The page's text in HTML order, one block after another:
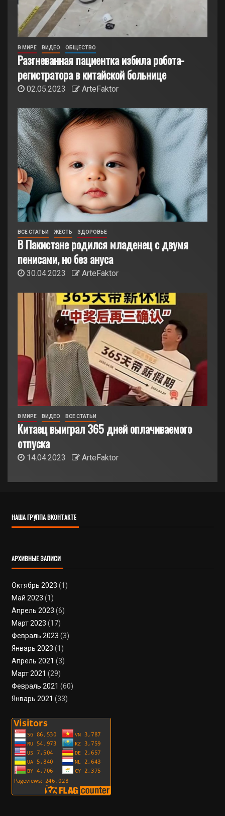
В МИРЕ ВИДЕО ОБЩЕСТВО
Разгневанная пациентка избила робота-
регистратора в китайской больнице
02.05.2023 ArteFaktor
ВСЕ СТАТЬИ ЖЕСТЬ ЗДОРОВЬЕ
В Пакистане родился младенец с двумя
пенисами, но без ануса
30.04.2023 ArteFaktor
В МИРЕ ВИДЕО ВСЕ СТАТЬИ
Китаец выиграл 365 дней оплачиваемого
отпуска
14.04.2023 ArteFaktor
НАША ГРУППА ВКОНТАКТЕ
АРХИВНЫЕ ЗАПИСИ
Октябрь 2023 (1)
Май 2023 (1)
Апрель 2023 (6)
Март 2023 (17)
Февраль 2023 (3)
Январь 2023 (1)
Апрель 2021 (3)
Март 2021 (29)
Февраль 2021 (60)
Январь 2021 (33)